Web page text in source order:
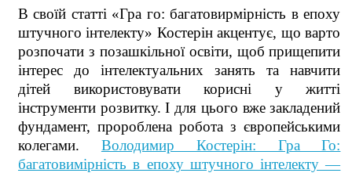
В своїй статті «Гра го: багатовирмірність в епоху
штучного інтелекту» Костерінакцентує, щоварто
розпочати з позашкільної освіти, щоб прищепити
інтерес до інтелектуальних занять та навчити
дітей використовувати корисні у житті
інструменти розвитку. І для цього вже закладений
фундамент, пророблена робота з європейськими
колегами. Володимир Костерін: Гра Го:
багатовимірність в епоху штучного інтелекту —